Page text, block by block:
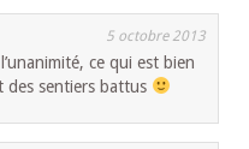
5 octobre 2013
l’unanimité, ce qui est bien
des sentiers battus